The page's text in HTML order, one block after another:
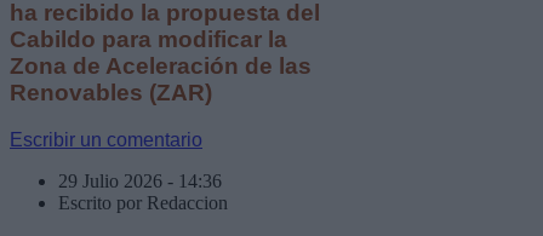
ha recibido la propuesta del
Cabildo para modificar la
Zona de Aceleración de las
Renovables (ZAR)
Escribir un comentario
29 Julio 2026 - 14:36
Escrito por Redaccion